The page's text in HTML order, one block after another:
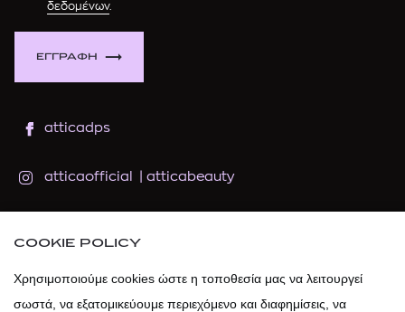
ΕΓΓΡΑΦΗ
δεδομένων.
atticadps
atticaofficial atticabeauty
atticadps
COOKIE POLICY
Χρησιμοποιούμε cookies ώστε η τοποθεσία μας να λειτουργεί
σωστά, να εξατομικεύουμε περιεχόμενο και διαφημίσεις, να